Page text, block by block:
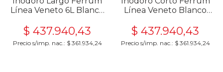
Línea Veneto 6L Blanco
$437.940,43
Precio s/imp. nac.: $ 361.934,24
Línea Veneto Blanco
$437.940,43
Precio s/imp. nac.: $ 361.934,24